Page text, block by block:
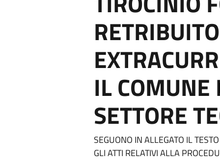
RETRIBUITO
IL
SETTORE
SEGUONO IN ALLEGATO IL
GLI ATTI RELATIVI ALLA